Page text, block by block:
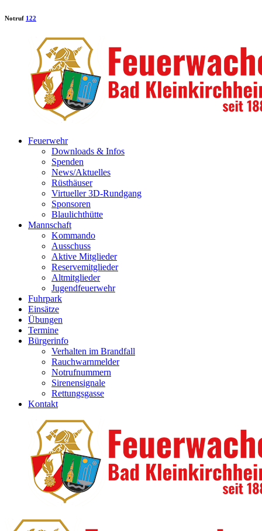
Notruf 122
Feuerwehr
Downloads & Infos
Spenden
News/Aktuelles
Rüsthäuser
Virtueller 3D-Rundgang
Sponsoren
Blaulichthütte
Mannschaft
Kommando
Ausschuss
Aktive Mitglieder
Reservemitglieder
Altmitglieder
Jugendfeuerwehr
Fuhrpark
Einsätze
Übungen
Termine
Bürgerinfo
Verhalten im Brandfall
Rauchwarnmelder
Notrufnummern
Sirenensignale
Rettungsgasse
Kontakt